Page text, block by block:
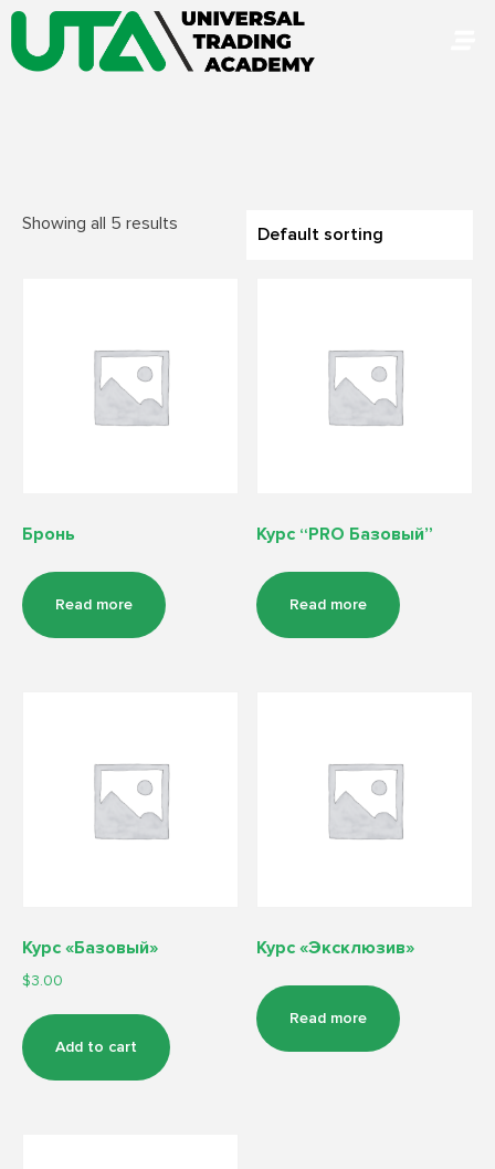
Skip
content
Showing all 5 results
Бронь
Read more
Курс “PRO Базовый”
Read more
Курс «Базовый»
$3.00
Add to cart
Курс «Эксклюзив»
Read more